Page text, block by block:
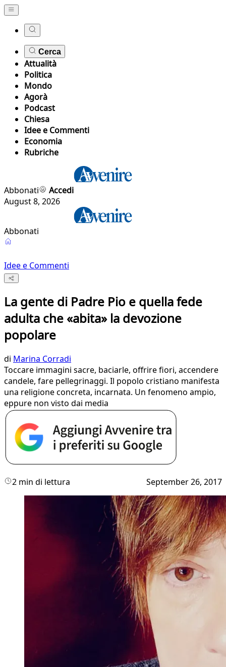
Cerca
Attualità
Politica
Mondo
Agorà
Podcast
Chiesa
Idee e Commenti
Economia
Rubriche
Abbonati
Accedi
August 8, 2026
Abbonati
Idee e Commenti
La gente di Padre Pio e quella fede
adulta che «abita» la devozione
popolare
di Marina Corradi
Toccare immagini sacre, baciarle, offrire fiori, accendere
candele, fare pellegrinaggi. Il popolo cristiano manifesta
una religione concreta, incarnata. Un fenomeno ampio,
eppure non visto dai media
2 min di lettura September 26, 2017